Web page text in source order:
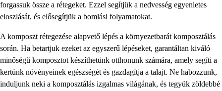
forgassuk össze a rétegeket. Ezzel segítjük a nedvesség egyenletes
eloszlását, és elősegítjük a bomlási folyamatokat.
A komposzt rétegezése alapvető lépés a környezetbarát komposztálás
során. Ha betartjuk ezeket az egyszerű lépéseket, garantáltan kiváló
minőségű komposztot készíthetünk otthonunk számára, amely segíti a
kertünk növényeinek egészségét és gazdagítja a talajt. Ne habozzunk,
induljunk neki a komposztálás izgalmas világának, és tegyük zöldebbé